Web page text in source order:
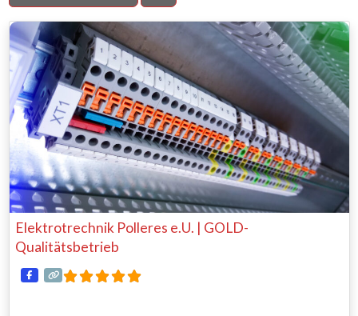
Elektrotrechnik Polleres e.U. | GOLD-
Qualitätsbetrieb